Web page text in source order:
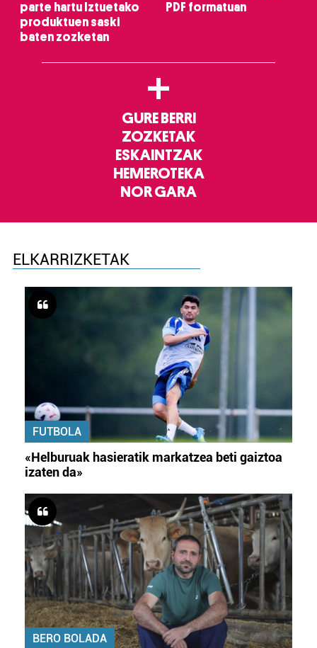
parte hartu Iztuetako
produktuen saski
baten zozketan
PDF formatuan
+
GURE BERRI
ZOZKETAK
ESKAINTZAK
HEMEROTEKA
NOR GARA
ELKARRIZKETAK
FUTBOLA
«Helburuak hasieratik markatzea beti gaiztoa
izaten da»
BERO BOLADA